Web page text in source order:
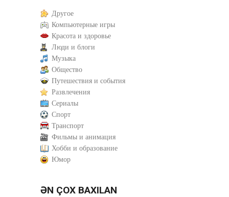
Другое
Компьютерные игры
Красота и здоровье
Люди и блоги
Музыка
Общество
Путешествия и события
Развлечения
Сериалы
Спорт
Транспорт
Фильмы и анимация
Хобби и образование
Юмор
ƏN ÇOX BAXILAN